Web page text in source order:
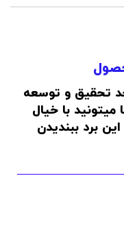
تحقیق و توسعه
با خیال
برد ببندیدن